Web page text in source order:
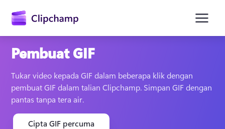
utama
Pembuat GIF
Tukar video kepada GIF dalam beberapa klik dengan
pembuat GIF dalam talian Clipchamp. Simpan GIF dengan
pantas tanpa tera air.
Cipta GIF percuma